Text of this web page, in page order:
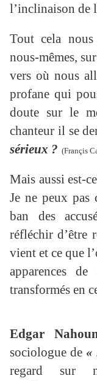
l’inclinaison de
Tout cela
nous-mêmes,
vers où nous
profane qui
doute sur le
chanteur il se
sérieux ? (Françis
Mais aussi est-
Je ne peux pas
ban des
réfléchir d’être
vient et ce que
apparences
transformés en
Edgar
sociologue de «
regard sur